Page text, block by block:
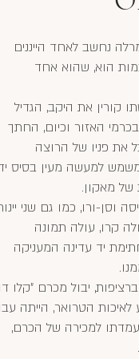
נחשב לאחד הייננים
הוא, שהוא אחד
אשתו קורין את היקב, הגדיל
האזור וכיום, החתך
את פניו של הרוצה
למעשה מעין בסיס
של מאקון.
וסן-ורו, כמו גם שני
קרו, עולה תמונה
יד עדינה המעניקה
יבול מכרם "קלו
הטרואר, הייתה
למכירה של הכרם,